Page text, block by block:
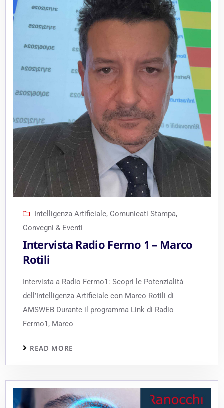
Intelligenza Artificiale, Comunicati Stampa,
Convegni & Eventi
Intervista Radio Fermo 1 – Marco
Rotili
Intervista a Radio Fermo1: Scopri le Potenzialità
dell’Intelligenza Artificiale con Marco Rotili di
AMSWEB Durante il programma Link di Radio
Fermo1, Marco
READ MORE